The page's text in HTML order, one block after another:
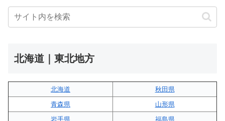
北海道｜東北地方
北海道
秋田県
青森県
山形県
岩手県
福島県